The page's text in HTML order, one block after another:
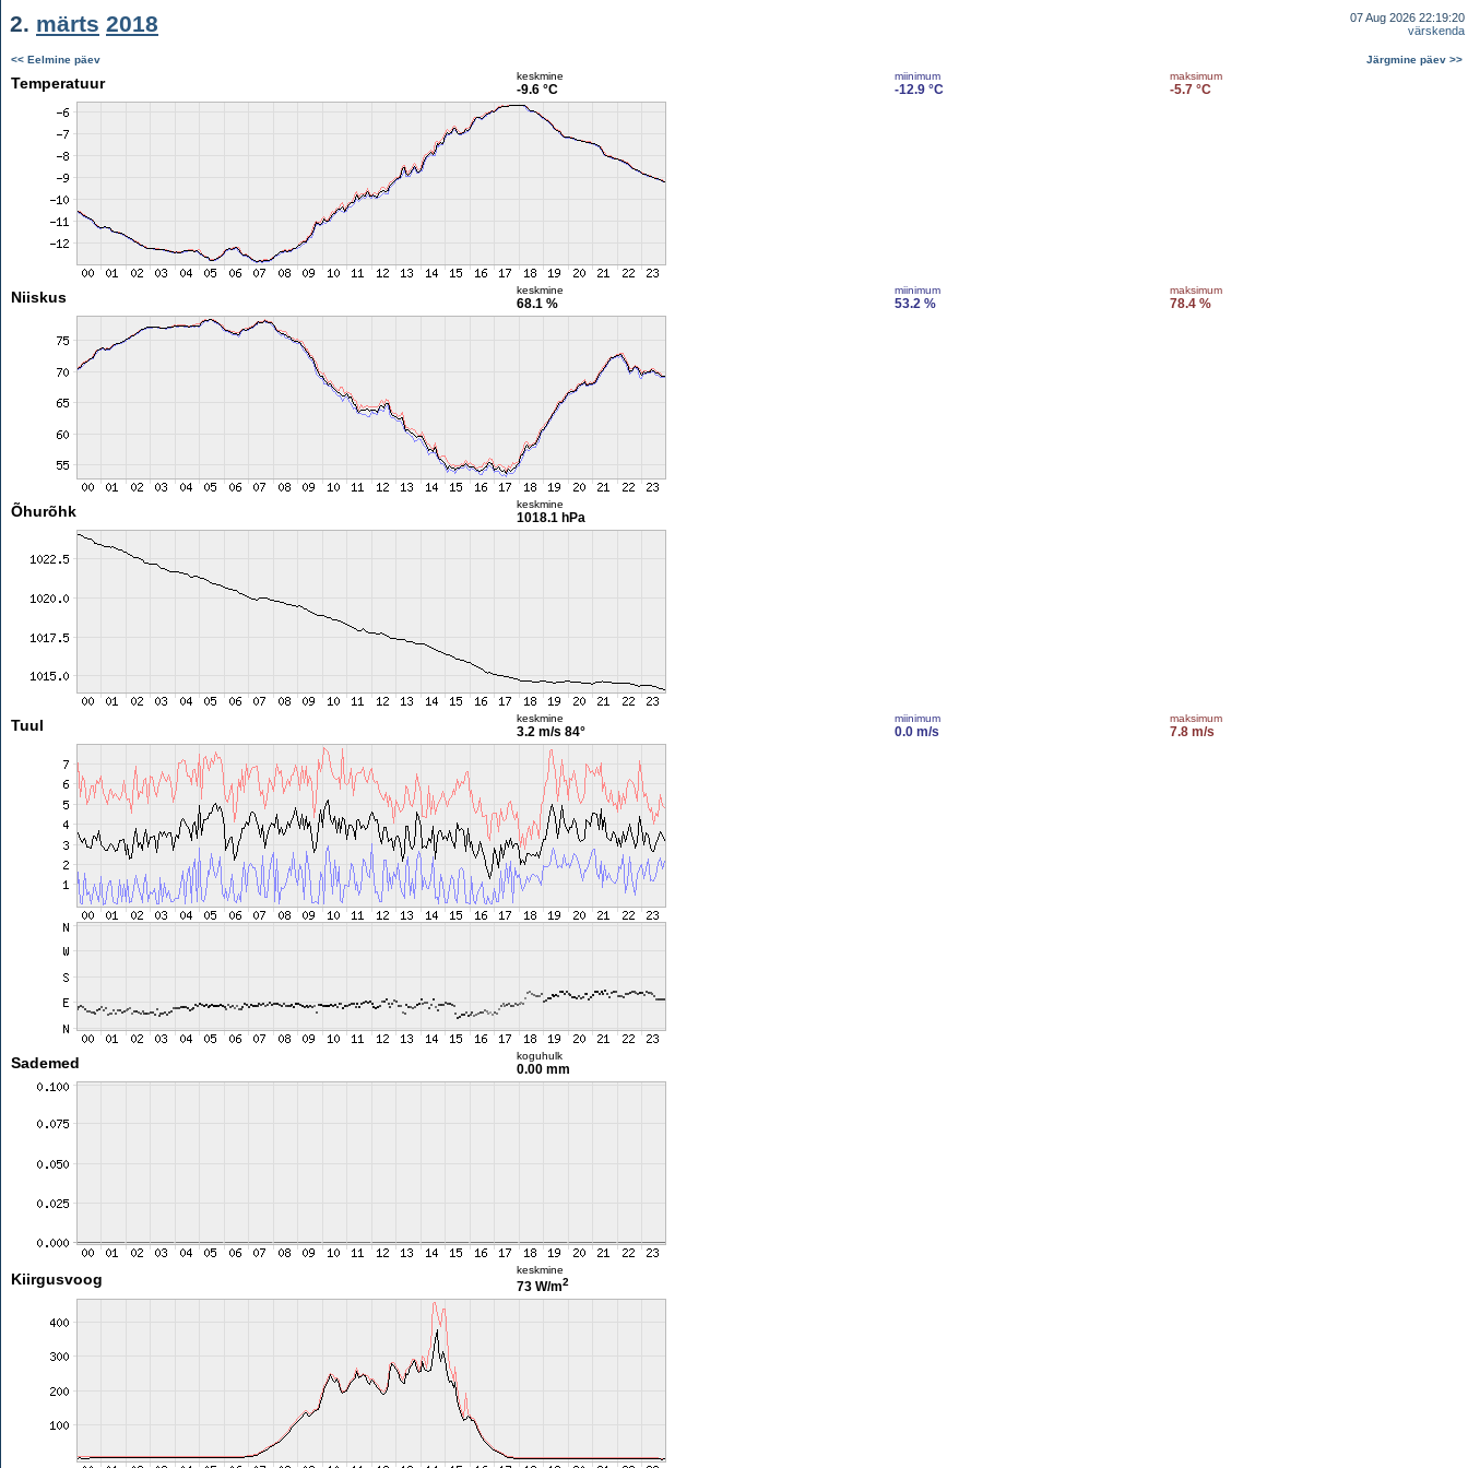
2. märts 2018
07 Aug 2026 22:19:20
värskenda
<< Eelmine päev Järgmine päev >>
Temperatuur keskmine
-9.6 °C
miinimum
-12.9 °C
maksimum
-5.7 °C
Niiskus keskmine
68.1 %
miinimum
53.2 %
maksimum
78.4 %
Õhurõhk keskmine
1018.1 hPa
Tuul keskmine
3.2 m/s 84°
miinimum
0.0 m/s
maksimum
7.8 m/s
Sademed koguhulk
0.00 mm
Kiirgusvoog
keskmine
73 W/m2